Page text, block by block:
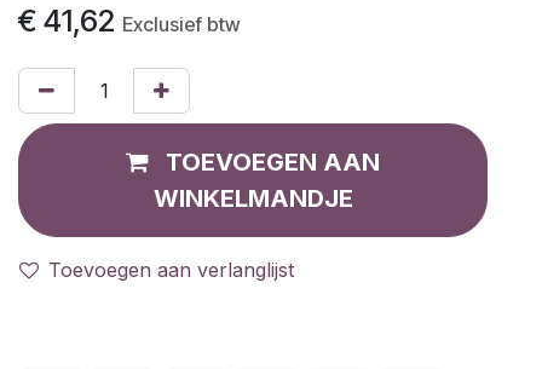
€ 41,62 Exclusief btw
TOEVOEGEN AAN
WINKELMANDJE
Toevoegen aan verlanglijst